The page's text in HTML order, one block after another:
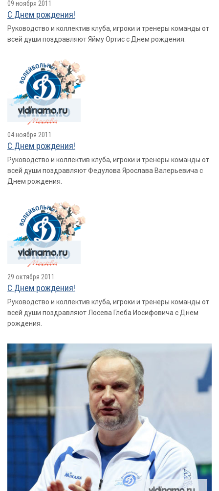
09 ноября 2011
С Днем рождения!
Руководство и коллектив клуба, игроки и тренеры команды от
всей души поздравляют Яйму Ортис с Днем рождения.
04 ноября 2011
С Днем рождения!
Руководство и коллектив клуба, игроки и тренеры команды от
всей души поздравляют Федулова Ярослава Валерьевича с
Днем рождения.
29 октября 2011
С Днем рождения!
Руководство и коллектив клуба, игроки и тренеры команды от
всей души поздравляют Лосева Глеба Иосифовича с Днем
рождения.